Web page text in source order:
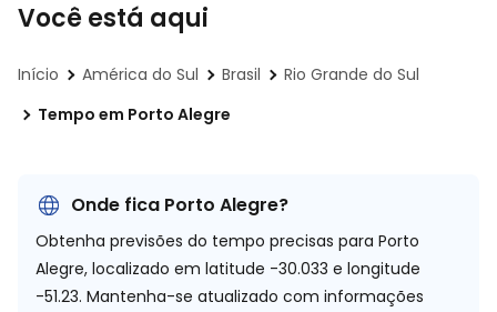
Você está aqui
Início América do Sul Brasil
Rio Grande do Sul
Tempo em Porto Alegre
Onde fica Porto Alegre?
Obtenha previsões do tempo precisas para Porto
Alegre, localizado em latitude -30.033 e longitude
-51.23. Mantenha-se atualizado com informações